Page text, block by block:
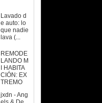
Lavado d
e auto: lo
que nadie
lava (...
REMODE
LANDO M
I HABITA
CIÓN: EX
TREMO
jxdn - Ang